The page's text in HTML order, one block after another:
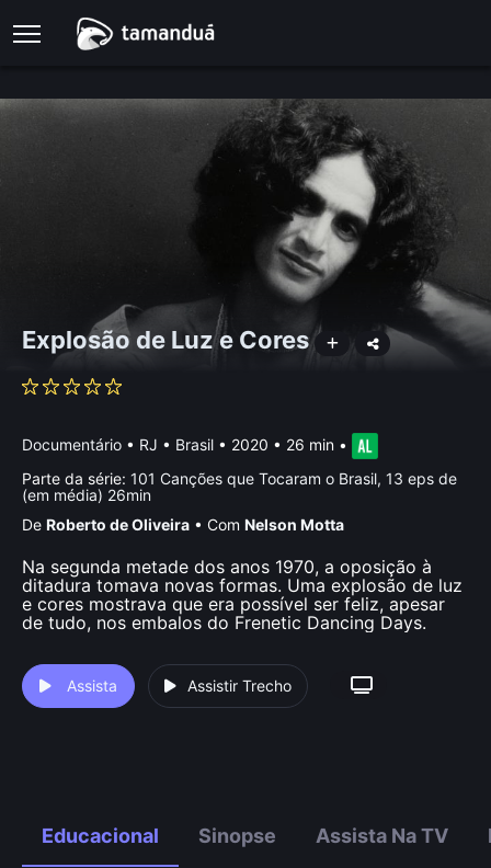
Explosão de Luz e Cores
Documentário • RJ • Brasil • 2020 • 26 min •
Parte da série: 101 Canções que Tocaram o Brasil, 13 eps de
(em média) 26min
De Roberto de Oliveira • Com Nelson Motta
Na segunda metade dos anos 1970, a oposição à
ditadura tomava novas formas. Uma explosão de luz
e cores mostrava que era possível ser feliz, apesar
de tudo, nos embalos do Frenetic Dancing Days.
Assista Assistir Trecho
Educacional Sinopse Assista Na TV